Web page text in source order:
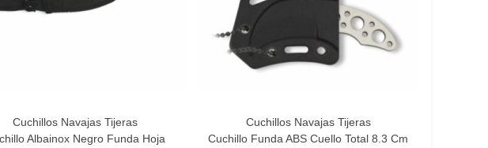
Al Carrito
Cuchillos Navajas Tijeras
Albainox Negro Funda Hoja
Añadir Al Carrito
Cuchillos Navajas Tijeras
Cuchillo Funda ABS Cuello Total 8.3 Cm